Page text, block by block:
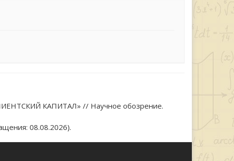
КАПИТАЛ» // Научное обозрение.
08.08.2026).